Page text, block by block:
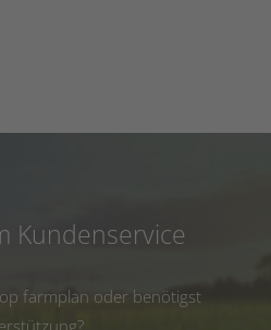
Kundenservice
farmplan oder benötigst